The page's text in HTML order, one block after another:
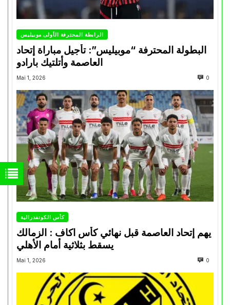
الرابطة المحترفة الأولى موبيليس
البطولة المحترفة “موبيليس”: تأجيل مباراة إتحاد
العاصمة وأتلتيك بارادو
Mai 1, 2026 0
كأس الكونفدرالية
يهم إتحاد العاصمة قبل نهائي كأس اكاف : الزمالك
Mai 1, 2026 0